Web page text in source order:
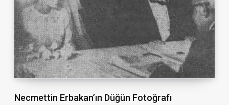
Necmettin Erbakan’ın Düğün Fotoğrafı